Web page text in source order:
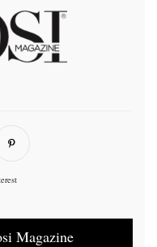
Magazine